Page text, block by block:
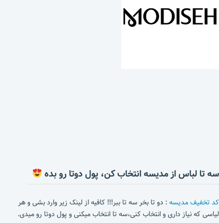
سه تا لباس از مدیسه انتخاب کن، پول دوتا رو بده
کد تخفیف مدیسه: دو تا بخر سه تا ببر!!! کافیه از لینک زیر وارد بشی و هر
لیاسی که نیاز داری و انتخاب کنی،سه تا انتخاب میکنی و پول دوتا رو میدی.